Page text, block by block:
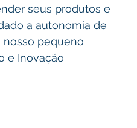
seus produtos e
a autonomia de
pequeno
e Inovação